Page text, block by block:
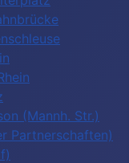
(Mannh. Str.)
Partnerschaften)